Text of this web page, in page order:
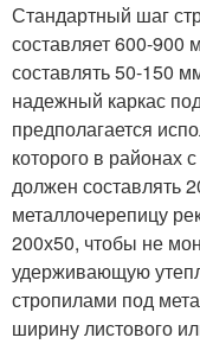
Стандартный шаг
составляет 600-
составлять 50-150
надежный каркас
предполагается
которого в районах
должен составлять
металлочерепицу
200х50, чтобы не
удерживающую
стропилами под
ширину листового